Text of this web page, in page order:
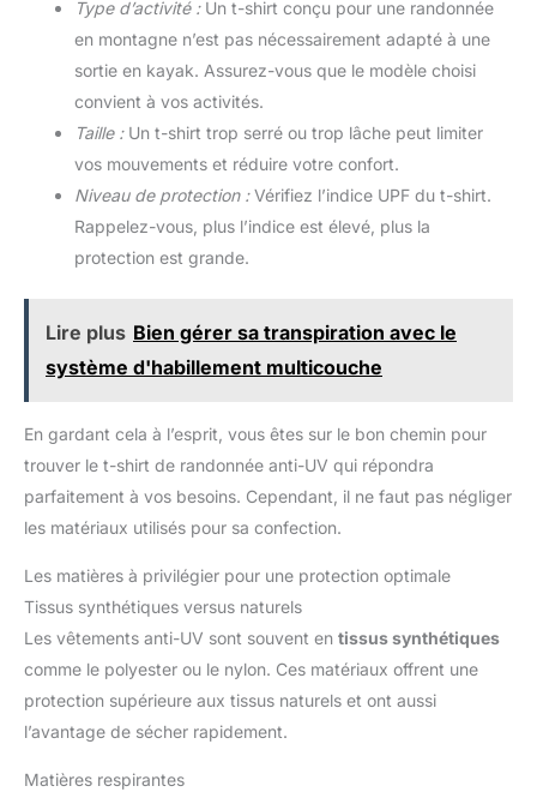
Type d’activité :Un t-shirt conçu pour une randonnée
en montagne n’est pas nécessairement adapté à une
sortie en kayak. Assurez-vous que le modèle choisi
convient à vos activités.
Taille :Un t-shirt trop serré ou trop lâche peut limiter
vos mouvements et réduire votre confort.
Niveau de protection :Vérifiez l’indice UPF du t-shirt.
Rappelez-vous, plus l’indice est élevé, plus la
protection est grande.
Lire plus Bien gérer sa transpiration avec le
système d'habillement multicouche
En gardant cela à l’esprit, vous êtes sur le bon chemin pour
trouver le t-shirt de randonnée anti-UV qui répondra
parfaitement à vos besoins. Cependant, il ne faut pas négliger
les matériaux utilisés pour sa confection.
Les matières à privilégier pour une protection optimale
Tissus synthétiques versus naturels
Les vêtements anti-UV sont souvent en tissus synthétiques
comme le polyester ou le nylon. Ces matériaux offrent une
protection supérieure aux tissus naturels et ont aussi
l’avantage de sécher rapidement.
Matières respirantes